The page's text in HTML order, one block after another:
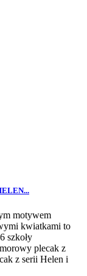
motywem
kwiatkami to
szkoły
plecak z
z serii Helen i